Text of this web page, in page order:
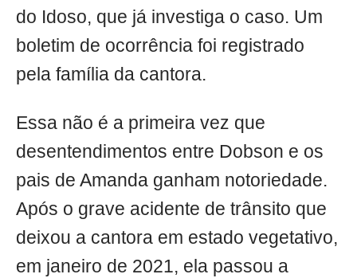
do Idoso, que já investiga o caso. Um
boletim de ocorrência foi registrado
pela família da cantora.
Essa não é a primeira vez que
desentendimentos entre Dobson e os
pais de Amanda ganham notoriedade.
Após o grave acidente de trânsito que
deixou a cantora em estado vegetativo,
em janeiro de 2021, ela passou a